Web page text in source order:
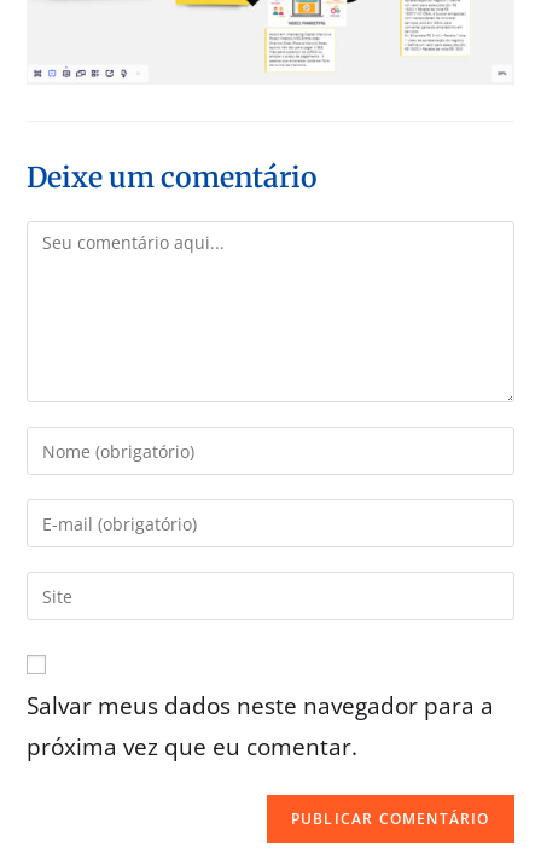
Deixe um comentário
Salvar meus dados neste navegador para a
próxima vez que eu comentar.